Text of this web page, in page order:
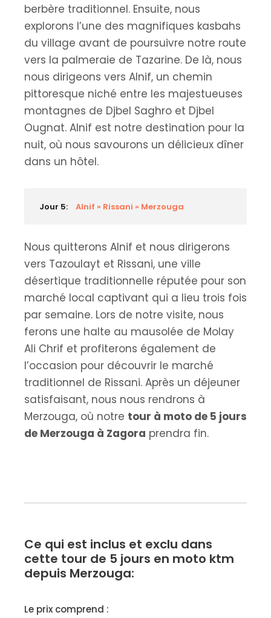
berbère traditionnel. Ensuite, nous
explorons l’une des magnifiques kasbahs
du village avant de poursuivre notre route
vers la palmeraie de Tazarine. De là, nous
nous dirigeons vers Alnif, un chemin
pittoresque niché entre les majestueuses
montagnes de Djbel Saghro et Djbel
Ougnat. Alnif est notre destination pour la
nuit, où nous savourons un délicieux dîner
dans un hôtel.
Jour 5: Alnif » Rissani » Merzouga
Nous quitterons Alnif et nous dirigerons
vers Tazoulayt et Rissani, une ville
désertique traditionnelle réputée pour son
marché local captivant qui a lieu trois fois
par semaine. Lors de notre visite, nous
ferons une halte au mausolée de Molay
Ali Chrif et profiterons également de
l’occasion pour découvrir le marché
traditionnel de Rissani. Après un déjeuner
satisfaisant, nous nous rendrons à
Merzouga, où notre tour à moto de 5 jours
de Merzouga à Zagora prendra fin.
Ce qui est inclus et exclu dans
cette tour de 5 jours en moto ktm
depuis Merzouga:
Le prix comprend :